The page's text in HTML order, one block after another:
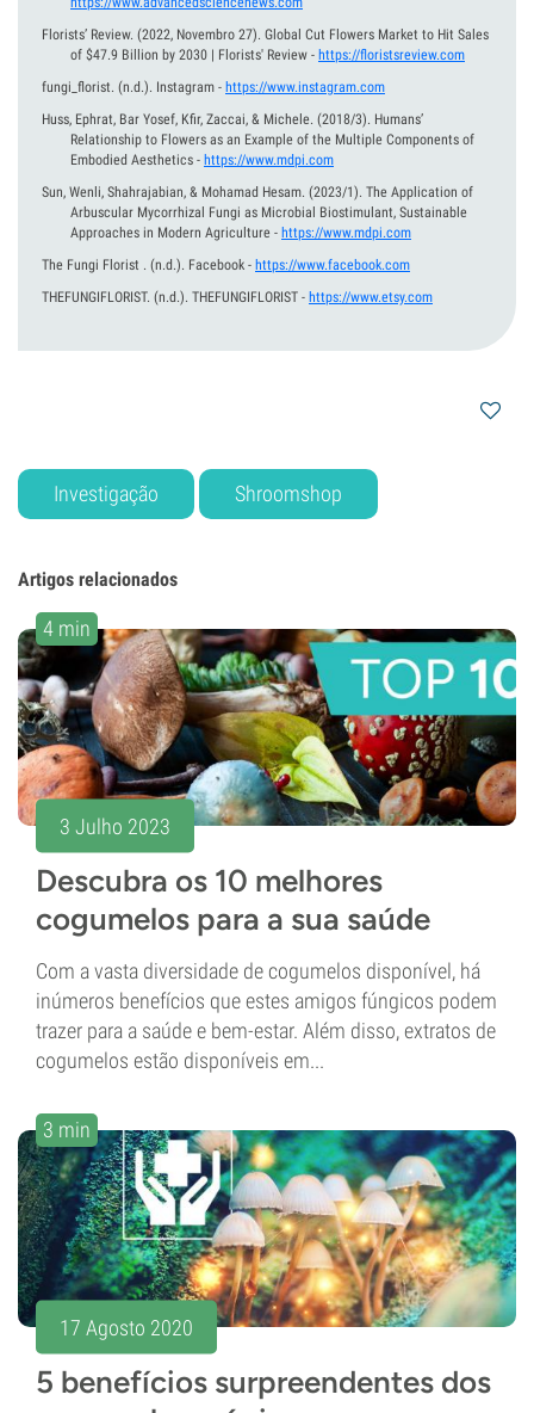
Florists’ Review. (2022, Novembro 27). Global Cut Flowers Market to Hit Sales
of $47.9 Billion by 2030 | Florists' Review - https://floristsreview.com
fungi_florist. (n.d.). Instagram - https://www.instagram.com
Huss, Ephrat, Bar Yosef, Kfir, Zaccai, & Michele. (2018/3). Humans’
Relationship to Flowers as an Example of the Multiple Components of
Embodied Aesthetics - https://www.mdpi.com
Sun, Wenli, Shahrajabian, & Mohamad Hesam. (2023/1). The Application of
Arbuscular Mycorrhizal Fungi as Microbial Biostimulant, Sustainable
Approaches in Modern Agriculture - https://www.mdpi.com
The Fungi Florist . (n.d.). Facebook - https://www.facebook.com
THEFUNGIFLORIST. (n.d.). THEFUNGIFLORIST - https://www.etsy.com
Investigação Shroomshop
Artigos relacionados
4 min
3 Julho 2023
Descubra os 10 melhores
cogumelos para a sua saúde
Com a vasta diversidade de cogumelos disponível, há
inúmeros benefícios que estes amigos fúngicos podem
trazer para a saúde e bem-estar. Além disso, extratos de
cogumelos estão disponíveis em...
3 min
17 Agosto 2020
5 benefícios surpreendentes dos